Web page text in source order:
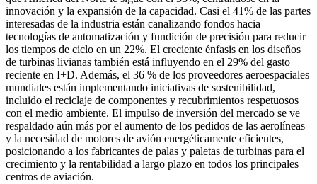
innovación y la expansión de la capacidad. Casi el 41% de las partes
interesadas de la industria están canalizando fondos hacia
tecnologías de automatización y fundición de precisión para reducir
los tiempos de ciclo en un 22%. El creciente énfasis en los diseños
de turbinas livianas también está influyendo en el 29% del gasto
reciente en I+D. Además, el 36 % de los proveedores aeroespaciales
mundiales están implementando iniciativas de sostenibilidad,
incluido el reciclaje de componentes y recubrimientos respetuosos
con el medio ambiente. El impulso de inversión del mercado se ve
respaldado aún más por el aumento de los pedidos de las aerolíneas
y la necesidad de motores de avión energéticamente eficientes,
posicionando a los fabricantes de palas y paletas de turbinas para el
crecimiento y la rentabilidad a largo plazo en todos los principales
centros de aviación.